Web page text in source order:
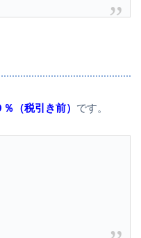
％（税引き前） です。